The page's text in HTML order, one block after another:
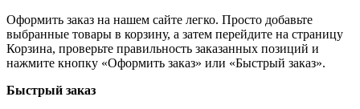
Оформить заказ на нашем сайте легко. Просто добавьте
выбранные товары в корзину, а затем перейдите на страницу
Корзина, проверьте правильность заказанных позиций и
нажмите кнопку «Оформить заказ» или «Быстрый заказ».
Быстрый заказ